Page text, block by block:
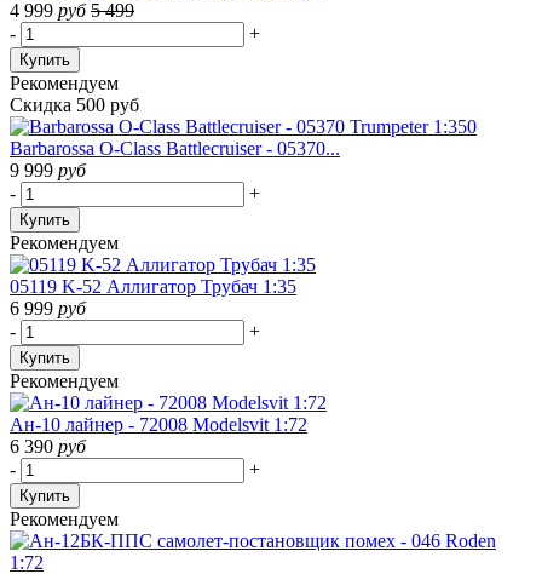
4 999 руб 5 499
-
+
Купить
Рекомендуем
Скидка 500 руб
Barbarossa O-Class Battlecruiser - 05370...
9 999 руб
-
+
Купить
Рекомендуем
05119 K-52 Аллигатор Трубач 1:35
6 999 руб
-
+
Купить
Рекомендуем
Ан-10 лайнер - 72008 Modelsvit 1:72
6 390 руб
-
+
Купить
Рекомендуем